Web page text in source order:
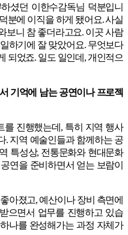
셨던 이한수감독님 덕분입니
분에 이직을 하게 됐어요. 사실
보니 참 좋더라고요. 이곳 사람
하기에 잘 맞았어요. 무엇보다
되었죠. 일도 일인데, 개인적으
기억에 남는 공연이나 프로젝
를 진행했는데, 특히 지역 행사
. 지역 예술인들과 함께하는 공
특성상, 전통문화와 현대문화
연을 준비하면서 얻는 보람이
아졌고, 예산이나 장비 측면에
으면서 업무를 진행하고 있습
나를 완성해가는 과정 자체가